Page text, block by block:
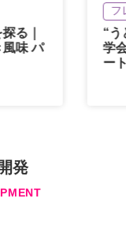
る｜
味 パ
フ
“う
学
ー
発